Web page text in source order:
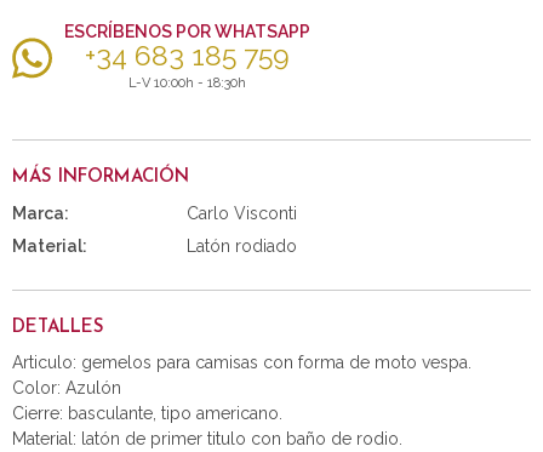
ESCRÍBENOS POR WHATSAPP
+34 683 185 759
L-V 10:00h - 18:30h
MÁS INFORMACIÓN
Marca:
Carlo Visconti
Material:
Latón rodiado
DETALLES
Articulo: gemelos para camisas con forma de moto vespa.
Color: Azulón
Cierre: basculante, tipo americano.
Material: latón de primer titulo con baño de rodio.